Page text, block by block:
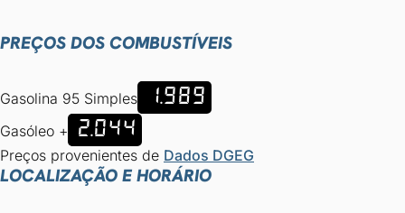
PREÇOS DOS COMBUSTÍVEIS
Gasolina 95 Simples 1.989
Gasóleo + 2.044
Preços provenientes de Dados DGEG
LOCALIZAÇÃO E HORÁRIO